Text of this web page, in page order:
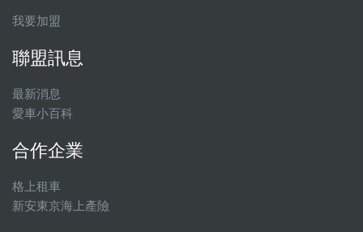
我要加盟
聯盟訊息
最新消息
愛車小百科
合作企業
格上租車
新安東京海上產險